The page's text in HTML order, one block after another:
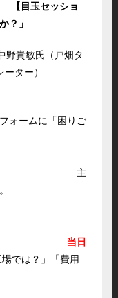
【目玉セッショ
か？」
野貴敏氏（戸畑タ
ター）
ォームに「困りご
記⼊。
主
⽤します。
当日
場では？」「費⽤